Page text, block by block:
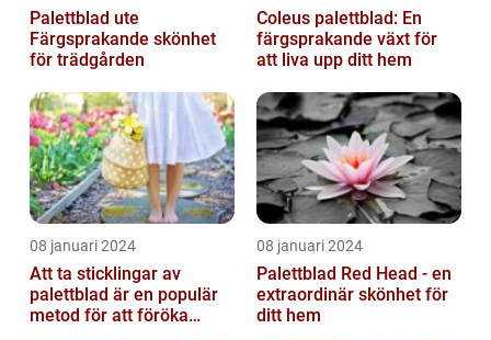
Palettblad ute
Färgsprakande skönhet
för trädgården
Coleus palettblad: En
färgsprakande växt för
att liva upp ditt hem
08 januari 2024
Att ta sticklingar av
palettblad är en populär
metod för att föröka
08 januari 2024
Palettblad Red Head - en
extraordinär skönhet för
ditt hem